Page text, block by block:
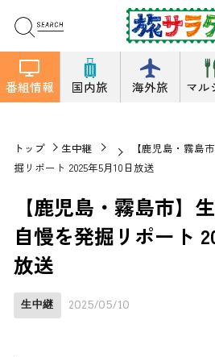
番組情報 国内旅 海外旅 マル
トップ 生中継
【鹿児島・霧島
掘リポート 2025年5月10日放送
【鹿児島・霧島市】
自慢を発掘リポート
放送
生中継 2025/05/10